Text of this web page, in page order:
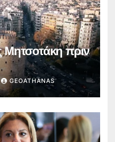
Μητσοτάκη πριν
GEOATHANAS